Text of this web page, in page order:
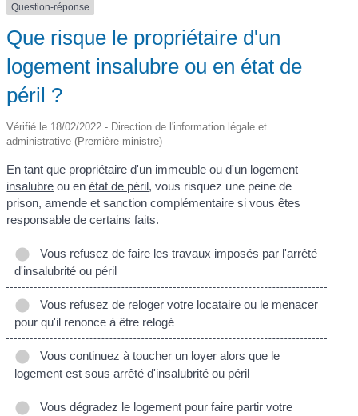
Question-réponse
Que risque le propriétaire d'un
logement insalubre ou en état de
péril ?
Vérifié le 18/02/2022 - Direction de l'information légale et
administrative (Première ministre)
En tant que propriétaire d'un immeuble ou d'un logement
insalubre ou enétat de péril, vous risquez une peine de
prison, amende et sanction complémentaire si vous êtes
responsable de certains faits.
Vous refusez de faire les travaux imposés par l'arrêté
d'insalubrité ou péril
Vous refusez de reloger votre locataire ou le menacer
pour qu'il renonce à être relogé
Vous continuez à toucher un loyer alors que le
logement est sous arrêté d'insalubrité ou péril
Vous dégradez le logement pour faire partir votre